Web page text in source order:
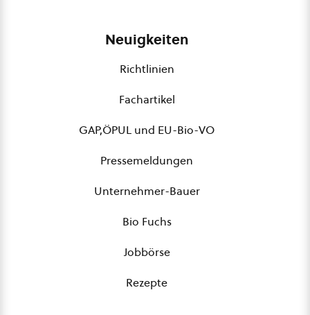
Neuigkeiten
Richtlinien
Fachartikel
GAP,ÖPUL und EU-Bio-VO
Pressemeldungen
Unternehmer-Bauer
Bio Fuchs
Jobbörse
Rezepte